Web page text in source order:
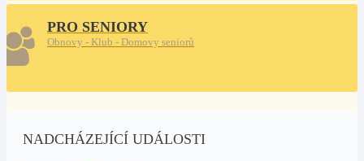
PRO SENIORY
Obnovy - Klub - Domovy seniorů
NADCHÁZEJÍCÍ UDÁLOSTI